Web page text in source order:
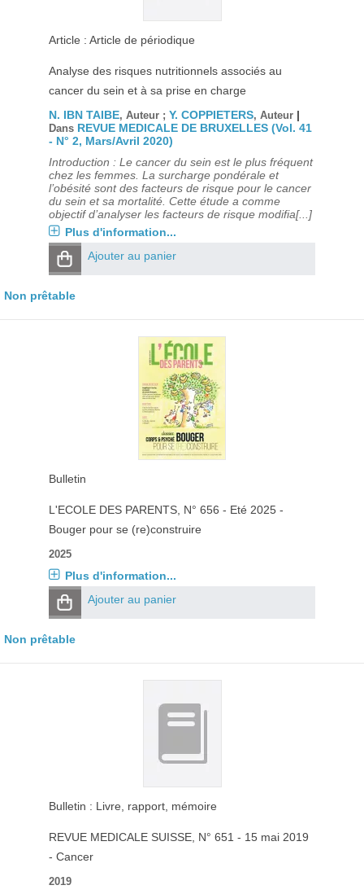
Article : Article de périodique
Analyse des risques nutritionnels associés au
cancer du sein et à sa prise en charge
N. IBN TAIBE, Auteur ; Y. COPPIETERS, Auteur |
Dans REVUE MEDICALE DE BRUXELLES (Vol. 41
- N° 2, Mars/Avril 2020)
Introduction : Le cancer du sein est le plus fréquent
chez les femmes. La surcharge pondérale et
l’obésité sont des facteurs de risque pour le cancer
du sein et sa mortalité. Cette étude a comme
objectif d’analyser les facteurs de risque modifia[...]
Plus d'information...
Ajouter au panier
Non prêtable
Bulletin
L'ECOLE DES PARENTS, N° 656 - Eté 2025 -
Bouger pour se (re)construire
2025
Plus d'information...
Ajouter au panier
Non prêtable
Bulletin : Livre, rapport, mémoire
REVUE MEDICALE SUISSE, N° 651 - 15 mai 2019
- Cancer
2019